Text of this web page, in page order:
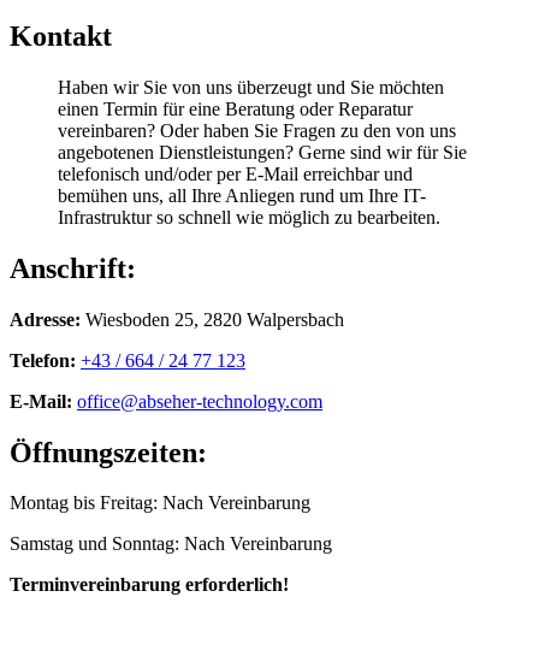
Kontakt
Haben wir Sie von uns überzeugt und Sie möchten
einen Termin für eine Beratung oder Reparatur
vereinbaren? Oder haben Sie Fragen zu den von uns
angebotenen Dienstleistungen? Gerne sind wir für Sie
telefonisch und/oder per E-Mail erreichbar und
bemühen uns, all Ihre Anliegen rund um Ihre IT-
Infrastruktur so schnell wie möglich zu bearbeiten.
Anschrift:
Adresse: Wiesboden 25, 2820 Walpersbach
Telefon: +43 / 664 / 24 77 123
E-Mail: office@abseher-technology.com
Öffnungszeiten:
Montag bis Freitag: Nach Vereinbarung
Samstag und Sonntag: Nach Vereinbarung
Terminvereinbarung erforderlich!